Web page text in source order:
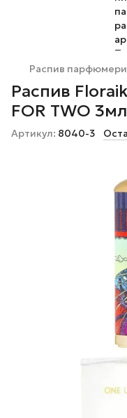
Распив
Распив
FOR TWO 3мл
Артикул: 8040-3